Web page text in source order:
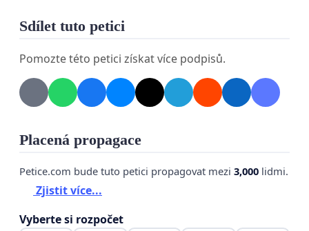
Sdílet tuto petici
Pomozte této petici získat více podpisů.
Placená propagace
Petice.com bude tuto petici propagovat mezi 3,000 lidmi.
Zjistit více...
Vyberte si rozpočet